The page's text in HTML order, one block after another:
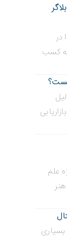
در
کسب
علم